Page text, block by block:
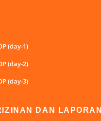
(day-1)
(day-2)
(day-3)
DAN LAPORAN